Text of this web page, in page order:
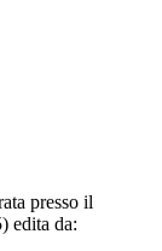
presso il
edita da: